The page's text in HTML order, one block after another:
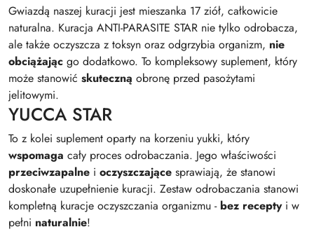
Gwiazdą naszej kuracji jest mieszanka 17 ziół, całkowicie
naturalna. Kuracja ANTI-PARASITE STAR nie tylko odrobacza,
ale także oczyszcza z toksyn oraz odgrzybia organizm, nie
obciążając go dodatkowo. To kompleksowy suplement, który
może stanowić skuteczną obronę przed pasożytami
jelitowymi.
YUCCA STAR
To z kolei suplement oparty na korzeniu yukki, który
wspomaga cały proces odrobaczania. Jego właściwości
przeciwzapalne i oczyszczające sprawiają, że stanowi
doskonałe uzupełnienie kuracji. Zestaw odrobaczania stanowi
kompletną kuracje oczyszczania organizmu - bez receptyi w
pełni naturalnie!